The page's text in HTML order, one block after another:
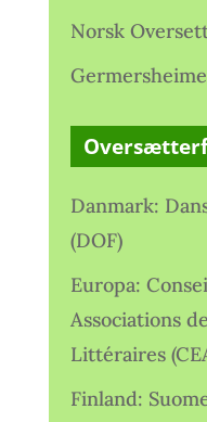
Norsk
Danmark:
(DOF)
Europa:
Associations
Littéraires
Finland: